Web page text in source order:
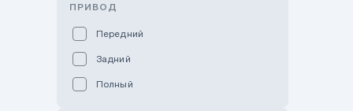
ПРИВОД
Передний
Задний
Полный